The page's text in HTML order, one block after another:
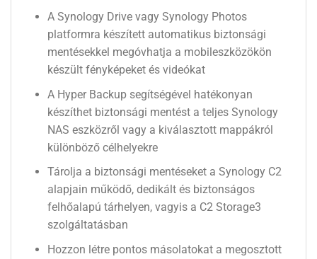
A Synology Drive vagy Synology Photos
platformra készített automatikus biztonsági
mentésekkel megóvhatja a mobileszközökön
készült fényképeket és videókat
A Hyper Backup segítségével hatékonyan
készíthet biztonsági mentést a teljes Synology
NAS eszközről vagy a kiválasztott mappákról
különböző célhelyekre
Tárolja a biztonsági mentéseket a Synology C2
alapjain működő, dedikált és biztonságos
felhőalapú tárhelyen, vagyis a C2 Storage3
szolgáltatásban
Hozzon létre pontos másolatokat a megosztott